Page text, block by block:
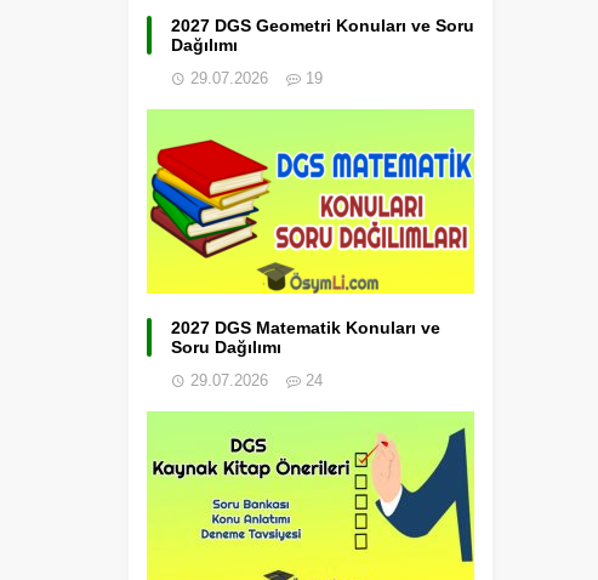
2027 DGS Geometri Konuları ve Soru
Dağılımı
29.07.2026 19
2027 DGS Matematik Konuları ve
Soru Dağılımı
29.07.2026 24